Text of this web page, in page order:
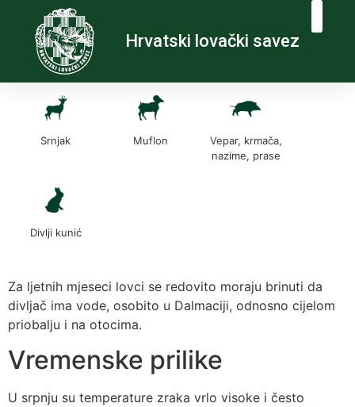
Hrvatski lovački savez
Srnjak Muflon
Vepar, krmača,
nazime, prase
Divlji kunić
Za ljetnih mjeseci lovci se redovito moraju brinuti da
divljač ima vode, osobito u Dalmaciji, odnosno cijelom
priobalju i na otocima.
Vremenske prilike
U srpnju su temperature zraka vrlo visoke i često